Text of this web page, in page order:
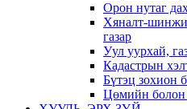
Орон нутаг
Хяналт-
газар
Уул уурхай,
Кадастрын
Бүтэц зохион
Цөмийн болон